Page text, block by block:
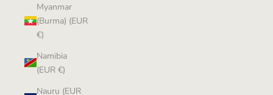
Myanmar
(Burma) (EUR
€)
Namibia
(EUR €)
Nauru (EUR